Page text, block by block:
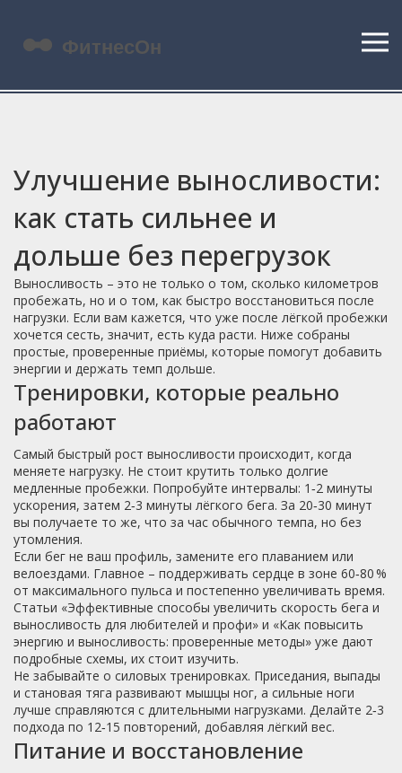
Улучшение выносливости:
как стать сильнее и
дольше без перегрузок
Выносливость – это не только о том, сколько километров
пробежать, но и о том, как быстро восстановиться после
нагрузки. Если вам кажется, что уже после лёгкой пробежки
хочется сесть, значит, есть куда расти. Ниже собраны
простые, проверенные приёмы, которые помогут добавить
энергии и держать темп дольше.
Тренировки, которые реально
работают
Самый быстрый рост выносливости происходит, когда
меняете нагрузку. Не стоит крутить только долгие
медленные пробежки. Попробуйте интервалы: 1‑2 минуты
ускорения, затем 2‑3 минуты лёгкого бега. За 20‑30 минут
вы получаете то же, что за час обычного темпа, но без
утомления.
Если бег не ваш профиль, замените его плаванием или
велоездами. Главное – поддерживать сердце в зоне 60‑80 %
от максимального пульса и постепенно увеличивать время.
Статьи «Эффективные способы увеличить скорость бега и
выносливость для любителей и профи» и «Как повысить
энергию и выносливость: проверенные методы» уже дают
подробные схемы, их стоит изучить.
Не забывайте о силовых тренировках. Приседания, выпады
и становая тяга развивают мышцы ног, а сильные ноги
лучше справляются с длительными нагрузками. Делайте 2‑3
подхода по 12‑15 повторений, добавляя лёгкий вес.
Питание и восстановление